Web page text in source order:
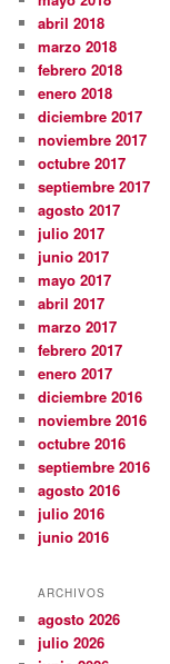
abril 2018
marzo 2018
febrero 2018
enero 2018
diciembre 2017
noviembre 2017
octubre 2017
septiembre 2017
agosto 2017
julio 2017
junio 2017
mayo 2017
abril 2017
marzo 2017
febrero 2017
enero 2017
diciembre 2016
noviembre 2016
octubre 2016
septiembre 2016
agosto 2016
julio 2016
junio 2016
ARCHIVOS
agosto 2026
julio 2026